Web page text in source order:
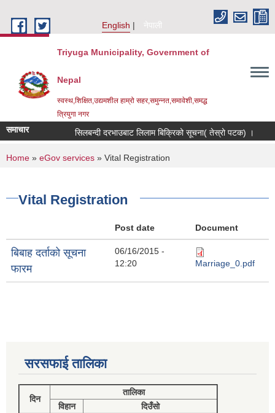
English
नेपाली
Triyuga Municipality, Government of
Nepal
स्वस्थ,शिक्षित,उद्यमशील हाम्रो सहर,समुन्नत,समावेशी,समद्ध
त्रियुगा नगर
समाचार सिलबन्दी दरभाउबाट लिलाम बिक्रिको सूचना( तेस्रो पटक) ।
You are here
Home » eGov services » Vital Registration
Vital Registration
Post date Document
बिबाह दर्ताको सूचना
फारम
06/16/2015 -
12:20
Marriage_0.pdf
सरसफाई तालिका
दिन
तालिका
विहान
दिउँसो